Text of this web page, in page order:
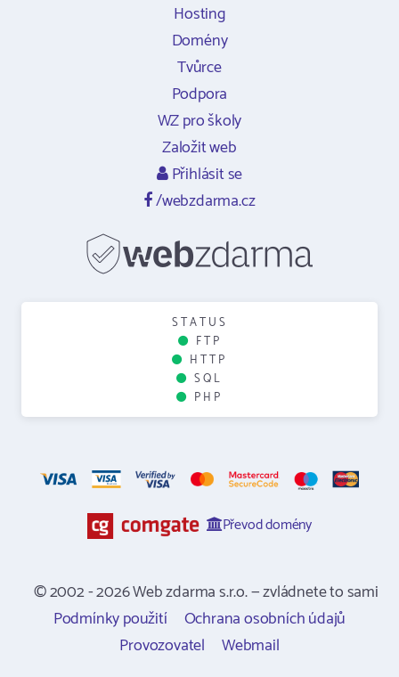
Hosting
Domény
Tvůrce
Podpora
WZ pro školy
Založit web
Přihlásit se
/webzdarma.cz
STATUS
FTP
HTTP
SQL
PHP
Převod domény
© 2002 - 2026 Web zdarma s.r.o. — zvládnete to sami
Podmínky použití
Ochrana osobních údajů
Provozovatel
Webmail